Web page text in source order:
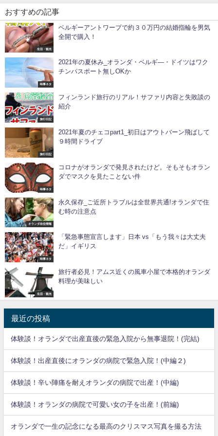
おすすめの記事
生活・観光
ベルギーアントワープで約３０万円の結婚指輪を男気
全開で購入！
時事ネタ
2021年の夏休み_オランダ・ベルギ―・ドイツはワク
チンパスポート無しOKか
旅行日記
フィンランド旅行のリアル！サファリ内容と失敗談の
紹介
旅行日記
2021年夏のチェコpart1_初日はアウトバーン飛ばして
９時間ドライブ
時事ネタ
コロナがオランダで発見されたけど。そもそもオラン
ダでマスクを見たことない件
オランダ在住情報
永久保存_ご近所トラブルは全世界共通!オランダで住
む時の注意点
時事ネタ
「緊急事態宣言します」日本 vs「もう我々は大丈夫
だ」イギリス
生活・観光
旅行者必見！アムス近くの風車小屋で本格的オランダ
料理が美味しい
最近の投稿
体験談！オランダで出産直後の緊急入院から無事退院！(完結)
体験談！出産直後にオランダの病院で緊急入院！(中編２)
体験談！辛い陣痛を耐えオランダの病院で出産！(中編)
体験談！オランダの病院で可愛い女の子を出産！(前編)
オランダで一生の記念になる最高のクリスマス写真を撮る方法